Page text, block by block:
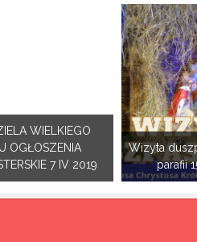
WIELKIEGO
OGŁOSZENIA
7 IV 2019
Wizyta
parafii